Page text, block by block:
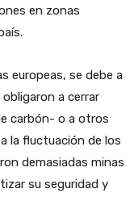
en zonas
europeas, se debe a
a cerrar
carbón- o a otros
la fluctuación de los
demasiadas minas
su seguridad y